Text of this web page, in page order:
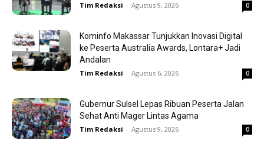
Tim Redaksi - Agustus 9, 2026 0
Kominfo Makassar Tunjukkan Inovasi Digital
ke Peserta Australia Awards, Lontara+ Jadi
Andalan
Tim Redaksi - Agustus 6, 2026 0
Gubernur Sulsel Lepas Ribuan Peserta Jalan
Sehat Anti Mager Lintas Agama
Tim Redaksi - Agustus 9, 2026 0